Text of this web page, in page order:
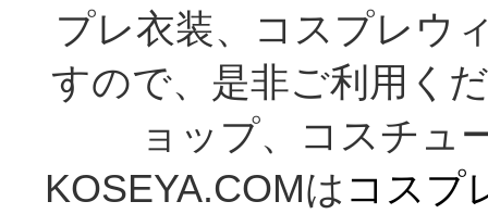
プレ衣装、コスプレウ
すので、是非ご利用く
ョップ、コスチュ
KOSEYA.COMは コスプ